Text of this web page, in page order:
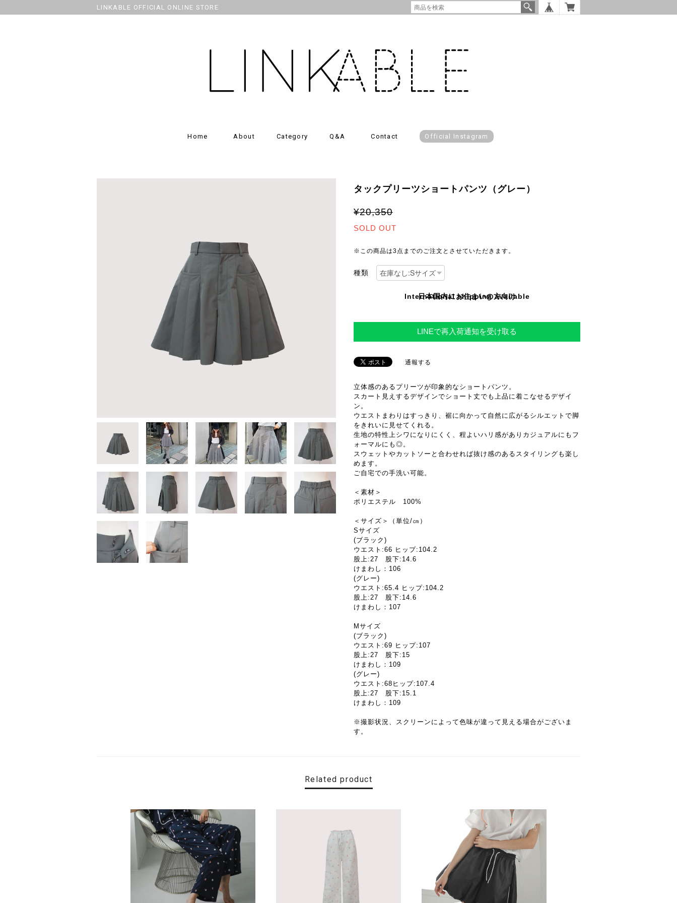
LINKABLE OFFICIAL ONLINE STORE
Home About Category Q&A Contact Official Instagram
タックプリーツショートパンツ（グレー）
¥20,350
SOLD OUT
※この商品は3点までのご注文とさせていただきます。
種類
International shipping available
日本国内にお住まいの方向け
LINEで再入荷通知を受け取る
通報する
立体感のあるプリーツが印象的なショートパンツ。
スカート見えするデザインでショート丈でも上品に着こなせるデザイ
ン。
ウエストまわりはすっきり、裾に向かって自然に広がるシルエットで脚
をきれいに見せてくれる。
生地の特性上シワになりにくく、程よいハリ感がありカジュアルにもフ
ォーマルにも◎。
スウェットやカットソーと合わせれば抜け感のあるスタイリングも楽し
めます。
ご自宅での手洗い可能。
＜素材＞
ポリエステル 100%
＜サイズ＞（単位/㎝）
Sサイズ
(ブラック)
ウエスト:66 ヒップ:104.2
股上:27 股下:14.6
けまわし：106
(グレー)
ウエスト:65.4 ヒップ:104.2
股上:27 股下:14.6
けまわし：107
Mサイズ
(ブラック)
ウエスト:69 ヒップ:107
股上:27 股下:15
けまわし：109
(グレー)
ウエスト:68ヒップ:107.4
股上:27 股下:15.1
けまわし：109
※撮影状況、スクリーンによって色味が違って見える場合がございま
す。
Related product